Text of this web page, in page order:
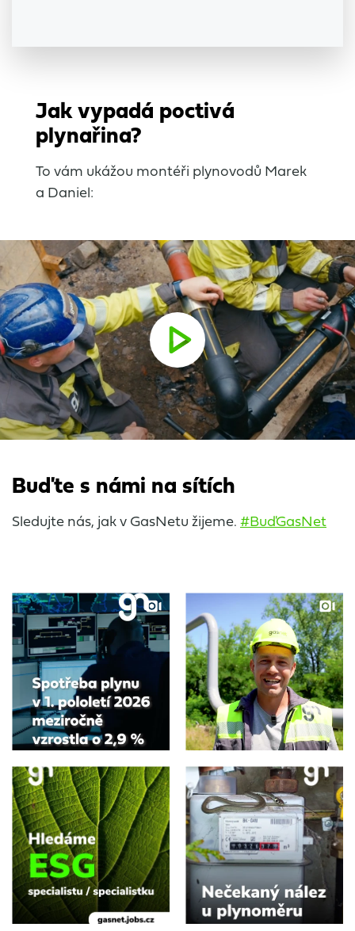
Jak vypadá poctivá
plynařina?
To vám ukážou montéři plynovodů Marek
a Daniel:
Buďte s námi na sítích
Sledujte nás, jak v GasNetu žijeme. #BuďGasNet